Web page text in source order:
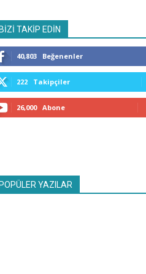
TAKİP EDİN
40,803 Beğenenler
222 Takipçiler
26,000 Abone
YAZILAR